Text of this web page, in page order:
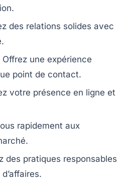
des relations solides avec
Offrez une expérience
point de contact.
votre présence en ligne et
rapidement aux
des pratiques responsables